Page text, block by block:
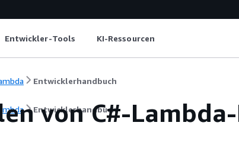
Entwickler-Tools KI-Ressourcen
Entwicklerhandbuch
Entwicklerhandbuch
von C#-